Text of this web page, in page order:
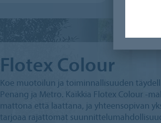
Flotex Colour
Koe muotoilun ja toiminnallisuuden
Penang ja Metro. Kaikkia Flotex Colour -
mattona että laattana, ja yhteensopivan
tarjoaa rajattomat